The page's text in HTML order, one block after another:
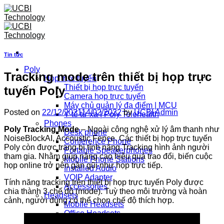
Skip
to
content
Poly
Họp trực tuyến
Thiết bị họp trực tuyến
Camera họp trực tuyến
Máy chủ quản lý đa điểm | MCU
Y tế từ xa | Poly Telehealth
Phones
Desk phone
Conference Phone
Portable Speakerphones
Mobile Phone Stations
Installed Audio
VOIP Adapter
Accessories
Headsets
Mobile Headsets
Office Headsets
Tin tức
Tracking mode trên thiết bị họp trực
tuyến Poly
Posted on 22/12/202114/02/2022byUCBI Admin
Poly Tracking Mode– Ngoài công nghệ xử lý âm thanh như
NoiseBlockAI, Accoustic Fence. Các thiết bị họp trực tuyến
Poly còn được trang bị tính năng Tracking hình ảnh người
tham gia. Nhằm giúp nâng cao hiệu quả trao đổi, biến cuộc
họp online trở nên gần gũi như họp trực tiếp.
Tính năng tracking trên thiết bị họp trực tuyến Poly được
chia thành 3 chế độ (mode). Tuỳ theo môi trường và hoàn
cảnh, người dùng có thể chọn chế độ thích hợp.